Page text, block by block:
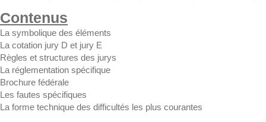
Contenus​
La symbolique des éléments
La cotation jury D et jury E
Règles et structures des jurys
La réglementation spécifique
Brochure fédérale
Les fautes spécifiques
La forme technique des difficultés les plus courantes